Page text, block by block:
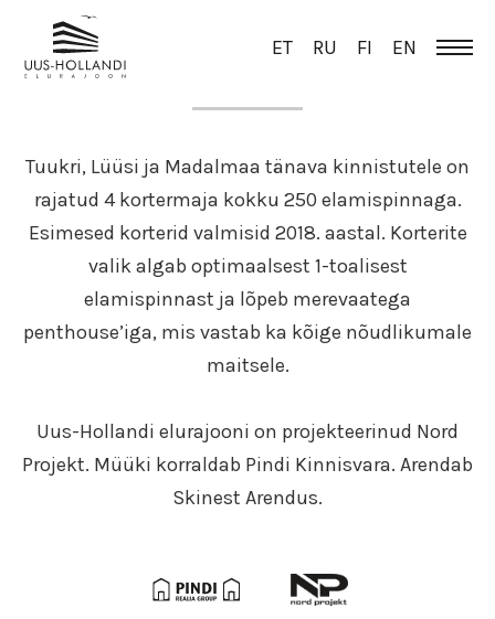
ET RU FI EN
ÜLEVAADE
Tuukri, Lüüsi ja Madalmaa tänava kinnistutele on
rajatud 4 kortermaja kokku 250 elamispinnaga.
Esimesed korterid valmisid 2018. aastal. Korterite
valik algab optimaalsest 1-toalisest
elamispinnast ja lõpeb merevaatega
penthouse’iga, mis vastab ka kõige nõudlikumale
maitsele.
Uus-Hollandi elurajooni on projekteerinud Nord
Projekt. Müüki korraldab Pindi Kinnisvara. Arendab
Skinest Arendus.